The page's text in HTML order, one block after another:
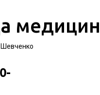
Шевченко